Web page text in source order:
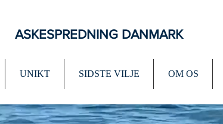
ASKESPREDNING DANMARK
UNIKT SIDSTE VILJE OM OS